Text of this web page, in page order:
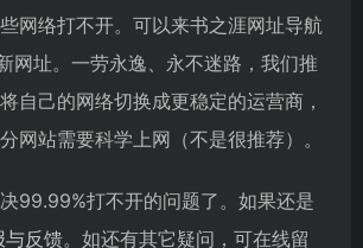
网络打不开。可以来书之涯网址导航
网址。一劳永逸、永不迷路，我们推
自己的网络切换成更稳定的运营商，
网站需要科学上网（不是很推荐）。
99.99%打不开的问题了。如果还是
与反馈。如还有其它疑问，可在线留